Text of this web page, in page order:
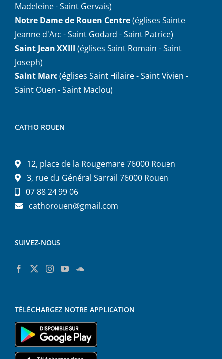
Madeleine - Saint Gervais)
Notre Dame de Rouen Centre(églises Sainte
Jeanne d'Arc - Saint Godard - Saint Patrice)
Saint Jean XXIII (églises Saint Romain - Saint
Joseph)
Saint Marc(églises Saint Hilaire - Saint Vivien -
Saint Ouen - Saint Maclou)
CATHO ROUEN
12, place de la Rougemare 76000 Rouen
3, rue du Général Sarrail 76000 Rouen
07 88 24 99 06
cathorouen@gmail.com
SUIVEZ-NOUS
TÉLÉCHARGEZ NOTRE APPLICATION